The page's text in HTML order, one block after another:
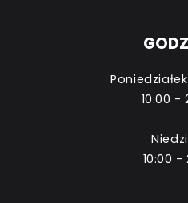
10:00 -
10:00 -